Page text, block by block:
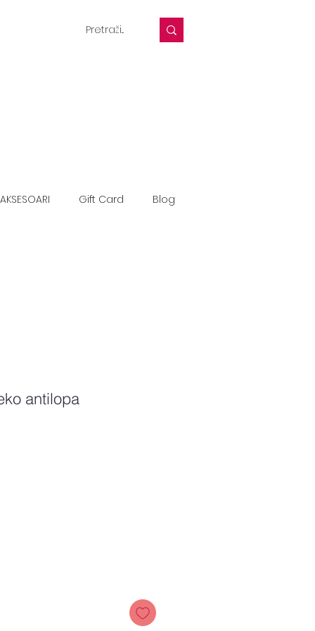
Gift Card Blog
antilopa